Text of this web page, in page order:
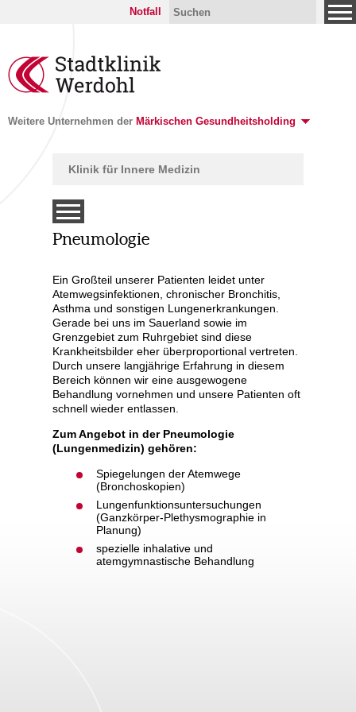
Notfall
Weitere Unternehmen der Märkischen Gesundheitsholding
Klinik für Innere Medizin
Pneumologie
Ein Großteil unserer Patienten leidet unter
Atemwegsinfektionen, chronischer Bronchitis,
Asthma und sonstigen Lungenerkrankungen.
Gerade bei uns im Sauerland sowie im
Grenzgebiet zum Ruhrgebiet sind diese
Krankheitsbilder eher überproportional vertreten.
Durch unsere langjährige Erfahrung in diesem
Bereich können wir eine ausgewogene
Behandlung vornehmen und unsere Patienten oft
schnell wieder entlassen.
Zum Angebot in der Pneumologie
(Lungenmedizin) gehören:
Spiegelungen der Atemwege
(Bronchoskopien)
Lungenfunktionsuntersuchungen
(Ganzkörper-Plethysmographie in
Planung)
spezielle inhalative und
atemgymnastische Behandlung